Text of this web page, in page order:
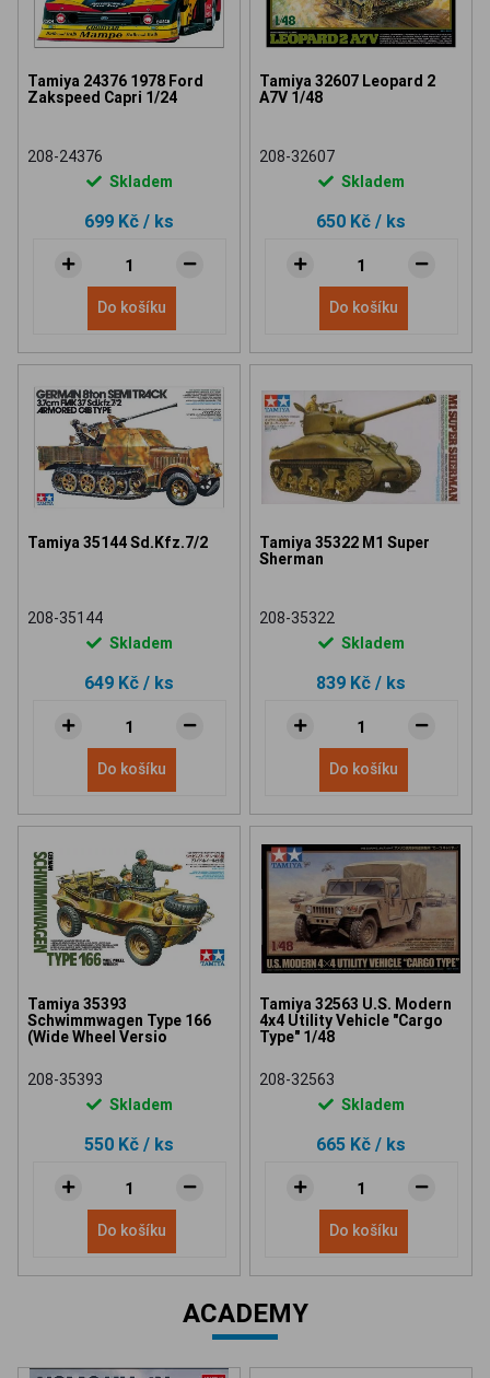
Tamiya 24376 1978 Ford
Zakspeed Capri 1/24
208-24376
Skladem
699 Kč / ks
Do košíku
Tamiya 32607 Leopard 2
A7V 1/48
208-32607
Skladem
650 Kč / ks
Do košíku
Tamiya 35144 Sd.Kfz.7/2
208-35144
Skladem
649 Kč / ks
Do košíku
Tamiya 35322 M1 Super
Sherman
208-35322
Skladem
839 Kč / ks
Do košíku
Tamiya 35393
Schwimmwagen Type 166
(Wide Wheel Versio
208-35393
Skladem
550 Kč / ks
Do košíku
Tamiya 32563 U.S. Modern
4x4 Utility Vehicle "Cargo
Type" 1/48
208-32563
Skladem
665 Kč / ks
Do košíku
ACADEMY